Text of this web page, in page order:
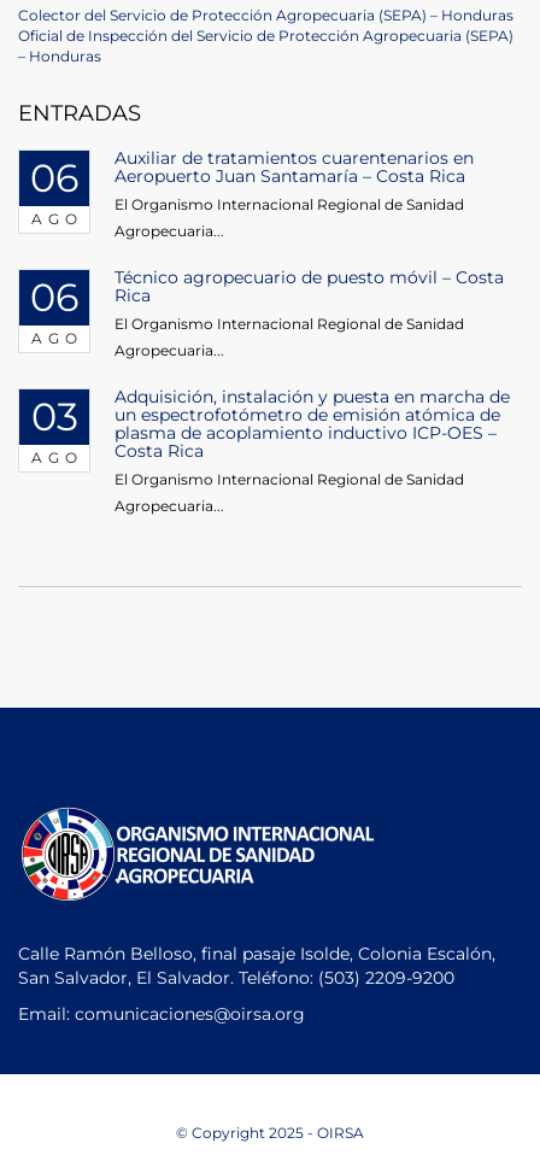
Navegación
de
entradas
Previous
Post
Colector del Servicio de Protección Agropecuaria (SEPA) – Honduras
Next
Post
Oficial de Inspección del Servicio de Protección Agropecuaria (SEPA)
– Honduras
ENTRADAS
06
AGO
Auxiliar de tratamientos cuarentenarios en
Aeropuerto Juan Santamaría – Costa Rica
El Organismo Internacional Regional de Sanidad
Agropecuaria...
06
AGO
Técnico agropecuario de puesto móvil – Costa
Rica
El Organismo Internacional Regional de Sanidad
Agropecuaria...
03
AGO
Adquisición, instalación y puesta en marcha de
un espectrofotómetro de emisión atómica de
plasma de acoplamiento inductivo ICP-OES –
Costa Rica
El Organismo Internacional Regional de Sanidad
Agropecuaria...
Calle Ramón Belloso, final pasaje Isolde, Colonia Escalón,
San Salvador, El Salvador. Teléfono: (503) 2209-9200
Email: comunicaciones@oirsa.org
© Copyright 2025 - OIRSA